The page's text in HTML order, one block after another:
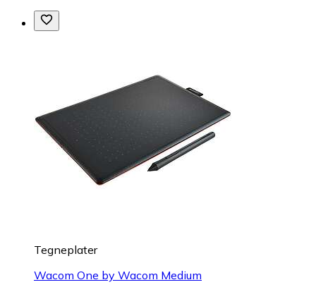
Tegneplater
Wacom One by Wacom Medium